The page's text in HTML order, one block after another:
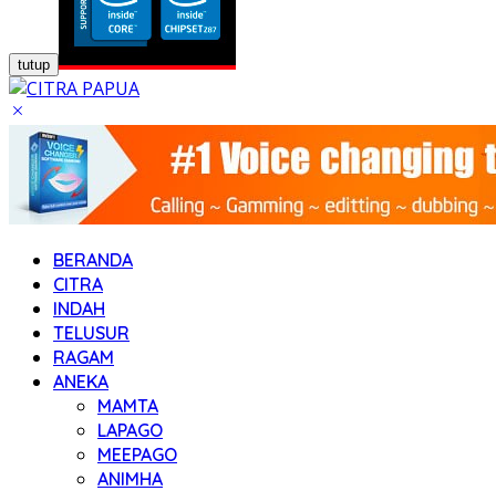
tutup
BERANDA
CITRA
INDAH
TELUSUR
RAGAM
ANEKA
MAMTA
LAPAGO
MEEPAGO
ANIMHA